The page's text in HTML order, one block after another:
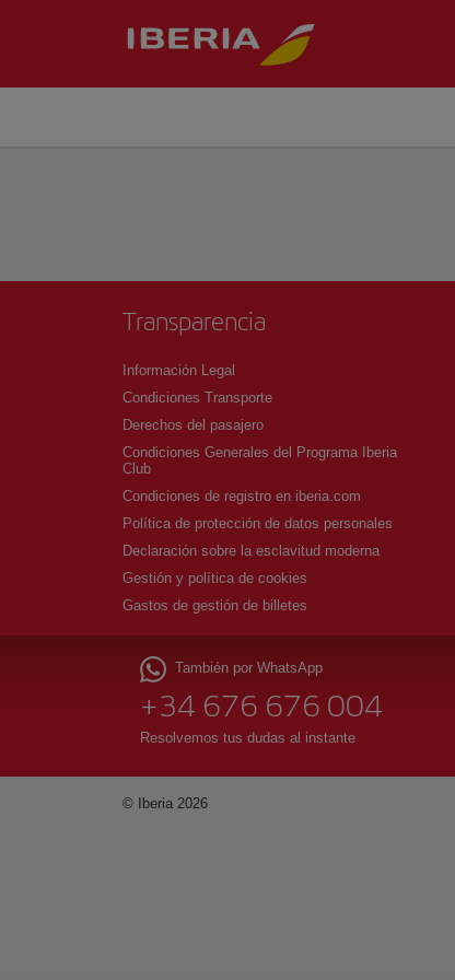
Transparencia
Información Legal
Condiciones Transporte
Derechos del pasajero
Condiciones Generales del Programa Iberia
Club
Condiciones de registro en iberia.com
Política de protección de datos personales
Declaración sobre la esclavitud moderna
Gestión y política de cookies
Gastos de gestión de billetes
También por WhatsApp
+34 676 676 004
Resolvemos tus dudas al instante
© Iberia 2026